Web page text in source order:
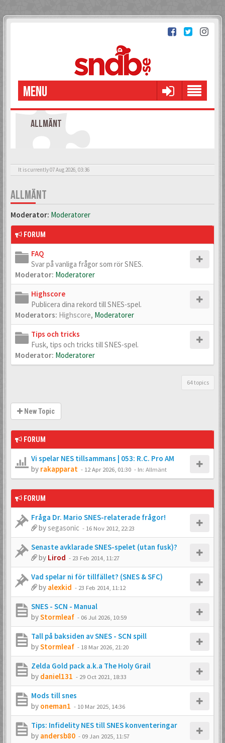
MENU
ALLMÄNT
It is currently 07 Aug 2026, 03:36
ALLMÄNT
Moderator: Moderatorer
FORUM
FAQ
Svar på vanliga frågor som rör SNES.
Moderator: Moderatorer
Highscore
Publicera dina rekord till SNES-spel.
Moderators: Highscore, Moderatorer
Tips och tricks
Fusk, tips och tricks till SNES-spel.
Moderator: Moderatorer
64 topics
New Topic
FORUM
Vi spelar NES tillsammans | 053: R.C. Pro AM
by rakapparat - 12 Apr 2026, 01:30 - In: Allmänt
FORUM
Fråga Dr. Mario SNES-relaterade frågor!
bysegasonic - 16 Nov 2012, 22:23
Senaste avklarade SNES-spelet (utan fusk)?
by Lirod - 23 Feb 2014, 11:27
Vad spelar ni för tillfället? (SNES & SFC)
by alexkid - 23 Feb 2014, 11:12
SNES - SCN - Manual
byStormleaf - 06 Jul 2026, 10:59
Tall på baksiden av SNES - SCN spill
byStormleaf - 18 Mar 2026, 21:20
Zelda Gold pack a.k.a The Holy Grail
by daniel131 - 29 Oct 2021, 18:33
Mods till snes
by oneman1 - 10 Mar 2025, 14:36
Tips: Infidelity NES till SNES konventeringar
by andersb80 - 09 Jan 2025, 11:57